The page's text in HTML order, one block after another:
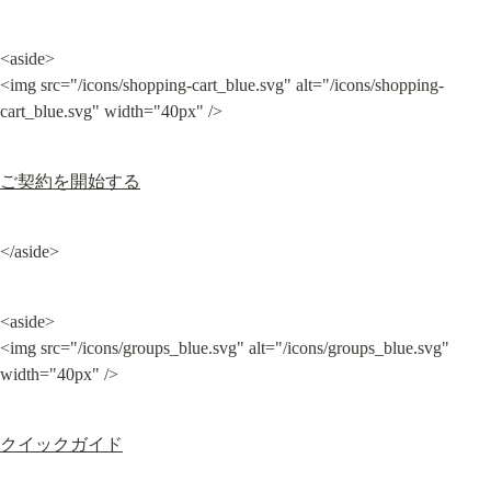
<aside>
<img src="/icons/shopping-cart_blue.svg" alt="/icons/shopping-
cart_blue.svg" width="40px" />
ご契約を開始する
</aside>
<aside>
<img src="/icons/groups_blue.svg" alt="/icons/groups_blue.svg"
width="40px" />
クイックガイド